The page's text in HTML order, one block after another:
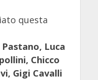
questa
Pastano, Luca
Chicco
Gigi Cavalli